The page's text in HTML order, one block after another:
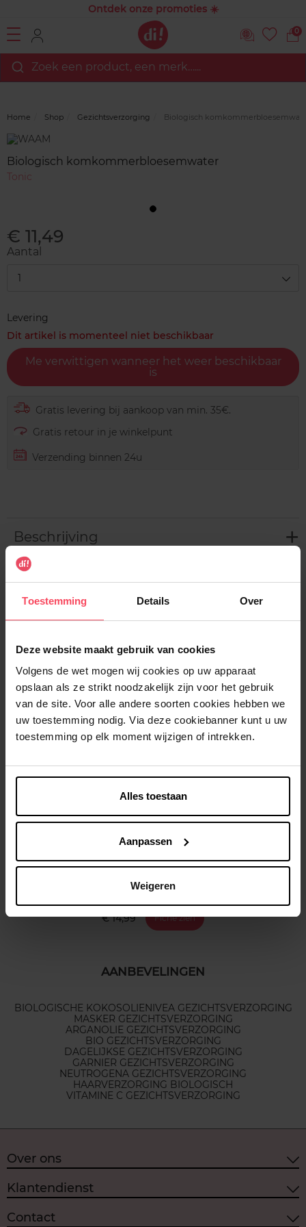
Toestemming Details Over
Deze website maakt gebruik van cookies
Volgens de wet mogen wij cookies op uw apparaat
opslaan als ze strikt noodzakelijk zijn voor het gebruik
van de site. Voor alle andere soorten cookies hebben we
uw toestemming nodig. Via deze cookiebanner kunt u uw
toestemming op elk moment wijzigen of intrekken.
Alles toestaan
Aanpassen
Weigeren
Ontdek onze promoties ☀️
0
Zoek een product, een merk…...
Home Shop Gezichtsverzorging Biologisch
Merk
Biologisch komkommerbloesemwater
Tonic
€ 11,49
Aantal
1
Levering
Dit artikel is momenteel niet beschikbaar
Me verwittigen wanneer het weer beschikbaar
is
Gratis levering bij aankoop van min. 35€.
Gratis retour in je winkelpunt
Verzending binnen 24u
Beschrijving
Gebruiksadvies
Klantereview
Nog iets vergeten ?
WAAM
Anti-vlekken serum
Serum
€ 14,99 Fiche zien
AANBEVELINGEN
BIOLOGISCHE KOKOSOLIENIVEA GEZICHTSVERZORGING
MASKER GEZICHTSVERZORGING
ARGANOLIE GEZICHTSVERZORGING
BIO GEZICHTSVERZORGING
DAGELIJKSE GEZICHTSVERZORGING
GARNIER GEZICHTSVERZORGING
NEUTROGENA GEZICHTSVERZORGING
HAARVERZORGING BIOLOGISCH
VITAMINE C GEZICHTSVERZORGING
Over ons
Klantendienst
Contact